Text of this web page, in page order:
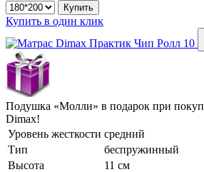
Купить в один клик
Подушка «Молли» в подарок при
Dimax!
Уровень жесткости средний
Тип
беспружинный
Высота
11 см